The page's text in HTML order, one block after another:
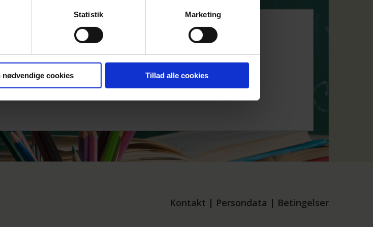
Statistik Marketing
nødvendige cookies Tillad alle cookies
Kontakt | Persondata | Betingelser